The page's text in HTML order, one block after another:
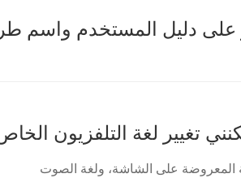
المعروضة على الشاشة، ولغة الصوت